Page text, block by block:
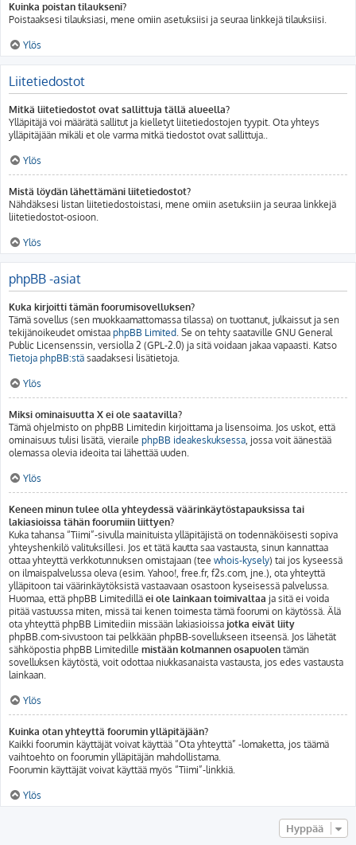
Kuinka poistan tilaukseni?
Poistaaksesi tilauksiasi, mene omiin asetuksiisi ja seuraa linkkejä tilauksiisi.
Ylös
Liitetiedostot
Mitkä liitetiedostot ovat sallittuja tällä alueella?
Ylläpitäjä voi määrätä sallitut ja kielletyt liitetiedostojen tyypit. Ota yhteys
ylläpitäjään mikäli et ole varma mitkä tiedostot ovat sallittuja..
Ylös
Mistä löydän lähettämäni liitetiedostot?
Nähdäksesi listan liitetiedostoistasi, mene omiin asetuksiin ja seuraa linkkejä
liitetiedostot-osioon.
Ylös
phpBB -asiat
Kuka kirjoitti tämän foorumisovelluksen?
Tämä sovellus (sen muokkaamattomassa tilassa) on tuottanut, julkaissut ja sen
tekijänoikeudet omistaa phpBB Limited. Se on tehty saataville GNU General
Public Licensenssin, versiolla 2 (GPL-2.0) ja sitä voidaan jakaa vapaasti. Katso
Tietoja phpBB:stä saadaksesi lisätietoja.
Ylös
Miksi ominaisuutta X ei ole saatavilla?
Tämä ohjelmisto on phpBB Limitedin kirjoittama ja lisensoima. Jos uskot, että
ominaisuus tulisi lisätä, vieraile phpBB ideakeskuksessa, jossa voit äänestää
olemassa olevia ideoita tai lähettää uuden.
Ylös
Keneen minun tulee olla yhteydessä väärinkäytöstapauksissa tai
lakiasioissa tähän foorumiin liittyen?
Kuka tahansa “Tiimi”-sivulla mainituista ylläpitäjistä on todennäköisesti sopiva
yhteyshenkilö valituksillesi. Jos et tätä kautta saa vastausta, sinun kannattaa
ottaa yhteyttä verkkotunnuksen omistajaan (tee whois-kysely) tai jos kyseessä
on ilmaispalvelussa oleva (esim. Yahoo!, free.fr, f2s.com, jne.), ota yhteyttä
ylläpitoon tai väärinkäytöksistä vastaavaan osastoon kyseisessä palvelussa.
Huomaa, että phpBB Limitedillä ei ole lainkaan toimivaltaa ja sitä ei voida
pitää vastuussa miten, missä tai kenen toimesta tämä foorumi on käytössä. Älä
ota yhteyttä phpBB Limitediin missään lakiasioissa jotka eivät liity
phpBB.com-sivustoon tai pelkkään phpBB-sovellukseen itseensä. Jos lähetät
sähköpostia phpBB Limitedille mistään kolmannen osapuolen tämän
sovelluksen käytöstä, voit odottaa niukkasanaista vastausta, jos edes vastausta
lainkaan.
Ylös
Kuinka otan yhteyttä foorumin ylläpitäjään?
Kaikki foorumin käyttäjät voivat käyttää “Ota yhteyttä” -lomaketta, jos täämä
vaihtoehto on foorumin ylläpitäjän mahdollistama.
Foorumin käyttäjät voivat käyttää myös “Tiimi”-linkkiä.
Ylös
Hyppää